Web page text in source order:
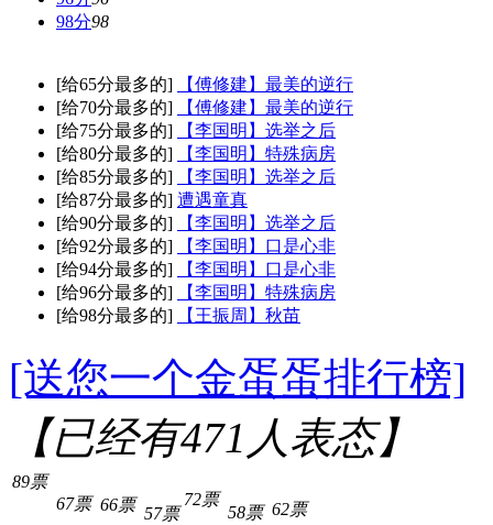
98分98
[给65分最多的]
【傅修建】最美的逆行
[给70分最多的]
【傅修建】最美的逆行
[给75分最多的]
【李国明】选举之后
[给80分最多的]
【李国明】特殊病房
[给85分最多的]
【李国明】选举之后
[给87分最多的] 遭遇童真
[给90分最多的]
【李国明】选举之后
[给92分最多的]
【李国明】口是心非
[给94分最多的]
【李国明】口是心非
[给96分最多的]
【李国明】特殊病房
[给98分最多的]
【王振周】秋苗
[送您一个金蛋蛋排行榜]
【已经有471 人表态】
89票
67票 66票 57票
72票
58票 62票